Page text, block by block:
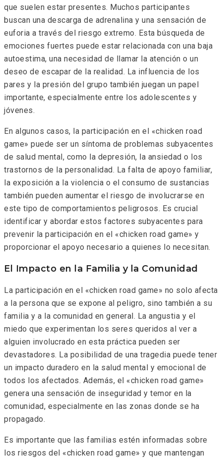
que suelen estar presentes. Muchos participantes
buscan una descarga de adrenalina y una sensación de
euforia a través del riesgo extremo. Esta búsqueda de
emociones fuertes puede estar relacionada con una baja
autoestima, una necesidad de llamar la atención o un
deseo de escapar de la realidad. La influencia de los
pares y la presión del grupo también juegan un papel
importante, especialmente entre los adolescentes y
jóvenes.
En algunos casos, la participación en el «chicken road
game» puede ser un síntoma de problemas subyacentes
de salud mental, como la depresión, la ansiedad o los
trastornos de la personalidad. La falta de apoyo familiar,
la exposición a la violencia o el consumo de sustancias
también pueden aumentar el riesgo de involucrarse en
este tipo de comportamientos peligrosos. Es crucial
identificar y abordar estos factores subyacentes para
prevenir la participación en el «chicken road game» y
proporcionar el apoyo necesario a quienes lo necesitan.
El Impacto en la Familia y la Comunidad
La participación en el «chicken road game» no solo afecta
a la persona que se expone al peligro, sino también a su
familia y a la comunidad en general. La angustia y el
miedo que experimentan los seres queridos al ver a
alguien involucrado en esta práctica pueden ser
devastadores. La posibilidad de una tragedia puede tener
un impacto duradero en la salud mental y emocional de
todos los afectados. Además, el «chicken road game»
genera una sensación de inseguridad y temor en la
comunidad, especialmente en las zonas donde se ha
propagado.
Es importante que las familias estén informadas sobre
los riesgos del «chicken road game» y que mantengan